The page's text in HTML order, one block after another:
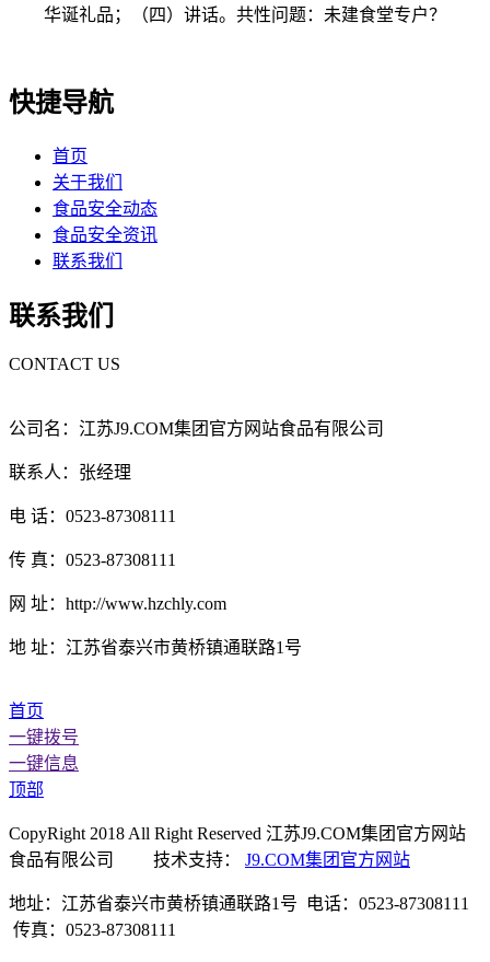
华诞礼品；（四）讲话。共性问题：未建食堂专户？
快捷导航
首页
关于我们
食品安全动态
食品安全资讯
联系我们
联系我们
CONTACT US
公司名：江苏J9.COM集团官方网站食品有限公司
联系人：张经理
电 话：0523-87308111
传 真：0523-87308111
网 址：http://www.hzchly.com
地 址：江苏省泰兴市黄桥镇通联路1号
首页
一键拨号
一键信息
顶部
CopyRight 2018 All Right Reserved 江苏J9.COM集团官方网站
食品有限公司 技术支持： J9.COM集团官方网站
地址：江苏省泰兴市黄桥镇通联路1号 电话：0523-87308111
传真：0523-87308111